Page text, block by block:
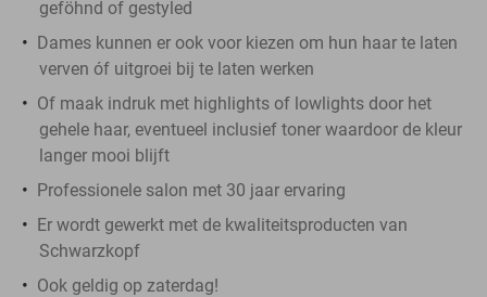
geföhnd of gestyled
Dames kunnen er ook voor kiezen om hun haar te laten
verven óf uitgroei bij te laten werken
Of maak indruk met highlights of lowlights door het
gehele haar, eventueel inclusief toner waardoor de kleur
langer mooi blijft
Professionele salon met 30 jaar ervaring
Er wordt gewerkt met de kwaliteitsproducten van
Schwarzkopf
Ook geldig op zaterdag!